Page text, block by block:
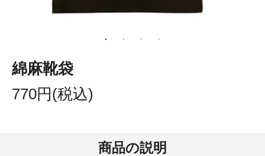
綿麻靴袋
770円(税込)
商品の説明